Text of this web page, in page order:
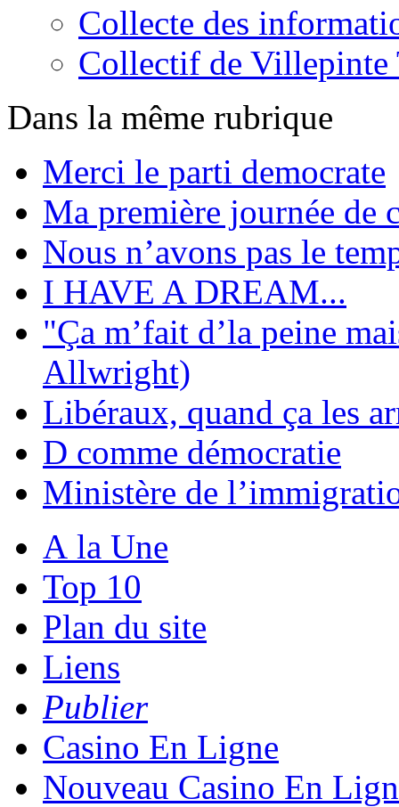
Collecte des
Collectif de Villepinte
Dans la même rubrique
Merci le parti democrate
Ma première journée de
Nous n’avons pas le
I HAVE A DREAM...
"Ça m’fait d’la peine
Allwright)
Libéraux, quand ça les
D comme démocratie
Ministère de
A la Une
Top 10
Plan du site
Liens
Publier
Casino En Ligne
Nouveau Casino En